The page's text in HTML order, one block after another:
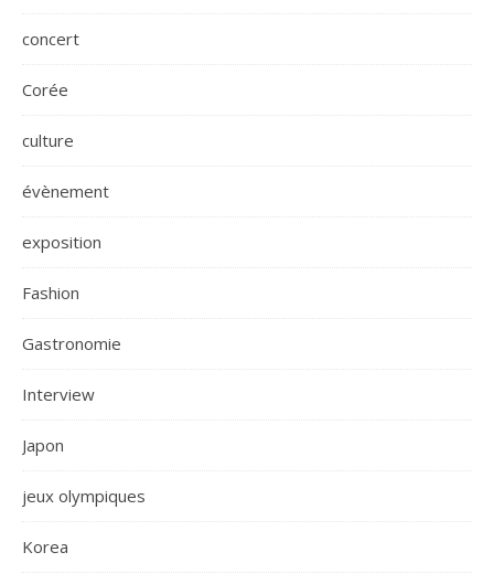
concert
Corée
culture
évènement
exposition
Fashion
Gastronomie
Interview
Japon
jeux olympiques
Korea